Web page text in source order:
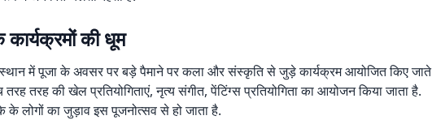
की धूम
में पूजा के अवसर पर बड़े पैमाने पर कला और संस्कृति से जुड़े कार्यक्रम आयोजित किए जाते
तरह तरह की खेल प्रतियोगिताएं, नृत्य संगीत, पेंटिंग्स प्रतियोगिता का आयोजन किया जाता है.
लोगों का जुड़ाव इस पूजनोत्सव से हो जाता है.